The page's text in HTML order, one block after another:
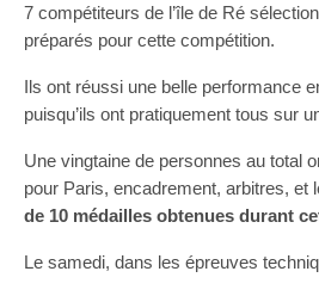
7 compétiteurs de l’île de Ré
préparés pour cette compétition.
Ils ont réussi une belle performance
puisqu’ils ont pratiquement tous sur
Une vingtaine de personnes au total
pour Paris, encadrement, arbitres, et
de 10 médailles obtenues durant
Le samedi, dans les épreuves